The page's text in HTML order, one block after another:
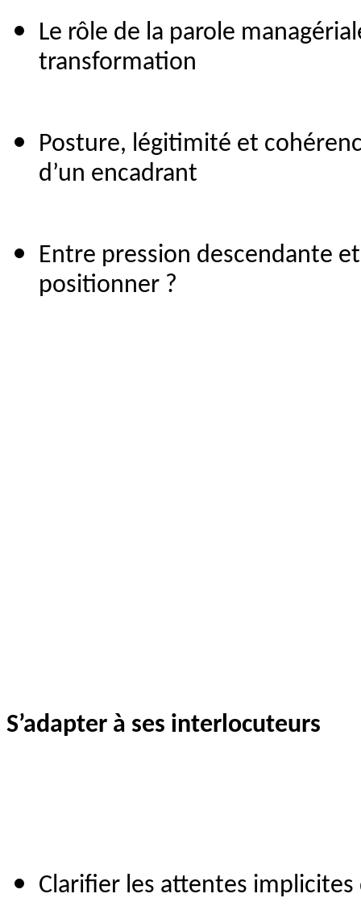
Le rôle de la parole
transformation
Posture, légitimité et
d’un encadrant
Entre pression descendante
positionner ?
S’adapter à ses interlocuteurs
Clarifier les attentes